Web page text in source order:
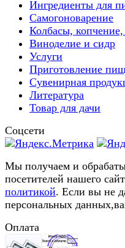
Ингредиенты для
Самогоноварение
Колбасы,
Виноделие и сидр
Услуги
Приготовление
Сувенирная
Литература
Товар для дачи
Соцсети
Мы получаем и
посетителей нашего
политикой. Если вы не
персональных
Оплата